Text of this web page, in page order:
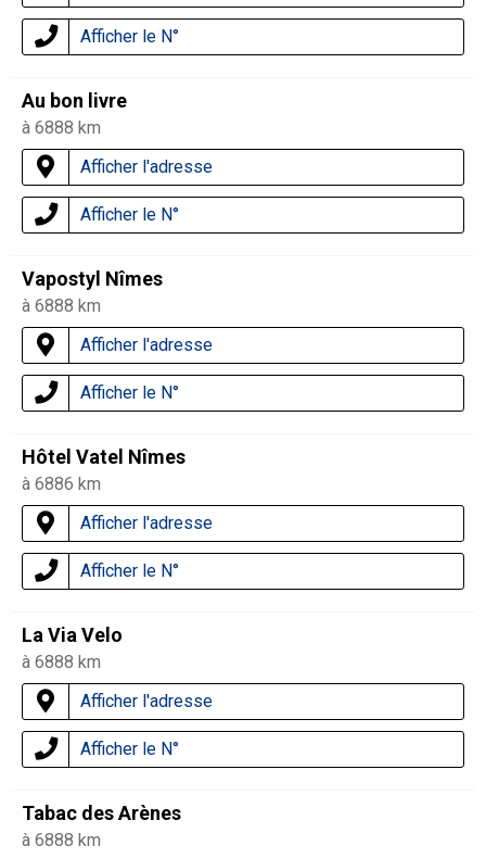
Afficher le N°
Au bon livre
à 6888 km
Afficher l'adresse
Afficher le N°
Vapostyl Nîmes
à 6888 km
Afficher l'adresse
Afficher le N°
Hôtel Vatel Nîmes
à 6886 km
Afficher l'adresse
Afficher le N°
La Via Velo
à 6888 km
Afficher l'adresse
Afficher le N°
Tabac des Arènes
à 6888 km